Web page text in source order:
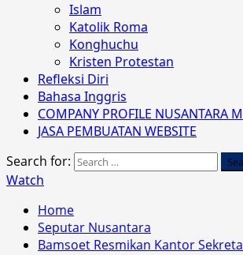
Islam
Katolik Roma
Konghuchu
Kristen Protestan
Refleksi Diri
Bahasa Inggris
COMPANY PROFILE NUSANTARA
JASA PEMBUATAN WEBSITE
Search for:
Watch
Home
Seputar Nusantara
Bamsoet Resmikan Kantor